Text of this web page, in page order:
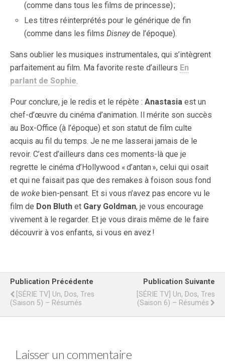
(comme dans tous les films de princesse) ;
Les titres réinterprétés pour le générique de fin
(comme dans les filmsDisneyde l’époque).
Sans oublier les musiques instrumentales, qui s’intègrent
parfaitement au film. Ma favorite reste d’ailleurs En
parlant de Sophie.
Pour conclure, je le redis et le répète : Anastasia est un
chef-d’œuvre du cinéma d’animation. Il mérite son succès
au Box-Office (à l’époque) et son statut de film culte
acquis au fil du temps. Je ne me lasserai jamais de le
revoir. C’est d’ailleurs dans ces moments-là que je
regrette le cinéma d’Hollywood « d’antan », celui qui osait
et qui ne faisait pas que des remakes à foison sous fond
de woke bien-pensant. Et si vous n’avez pas encore vu le
film de Don Bluth et Gary Goldman, je vous encourage
vivement à le regarder. Et je vous dirais même de le faire
découvrir à vos enfants, si vous en avez !
Publication Précédente
[SÉRIE TV] Un, Dos, Tres
(saison 5) – Résumés
Publication Suivante
[SÉRIE TV] Un, Dos, Tres
(saison 6) – Résumés
Laisser un commentaire